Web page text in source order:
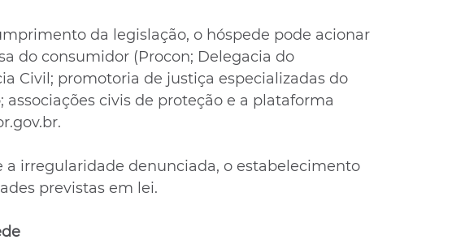
da legislação, o hóspede pode acionar
do consumidor (Procon; Delegacia do
Civil; promotoria de justiça especializadas do
associações civis de proteção e a plataforma
a irregularidade denunciada, o estabelecimento
previstas em lei.